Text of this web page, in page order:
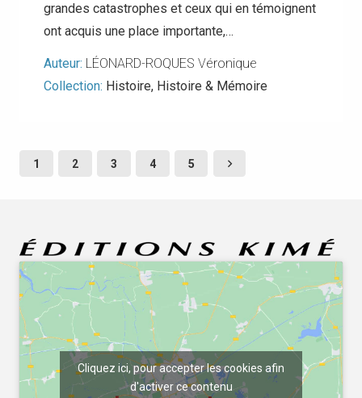
grandes catastrophes et ceux qui en témoignent
ont acquis une place importante,…
Auteur: LÉONARD-ROQUES Véronique
Collection: Histoire, Histoire & Mémoire
1 2 3 4 5
Cliquez ici, pour accepter les cookies afin
d'activer ce contenu